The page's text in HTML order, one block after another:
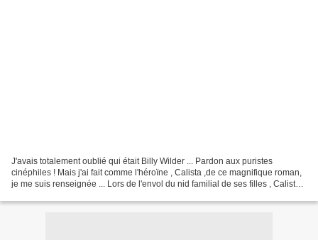
J'avais totalement oublié qui était Billy Wilder ... Pardon aux puristes
cinéphiles ! Mais j'ai fait comme l'héroïne , Calista ,de ce magnifique roman,
je me suis renseignée ... Lors de l'envol du nid familial de ses filles , Calista